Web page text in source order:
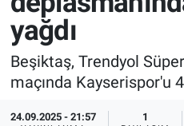
yağdı
Beşiktaş, Trendyol
maçında Kayserispor'u
24.09.2025 - 21:57 1
Doğa Konuşuyor
Dünya
Ege Saati
Sağlık
Spor
Yayın Akışı
Tüm Manşetler
Son Dakika Haberleri
Haber Arşivi